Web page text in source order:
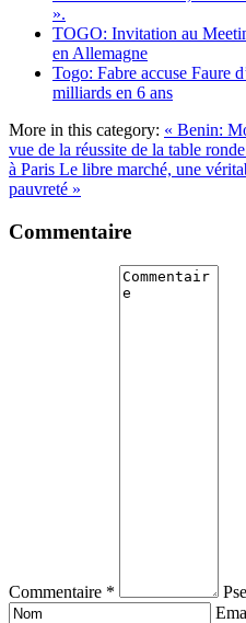
».
TOGO: Invitation au
en Allemagne
Togo: Fabre accuse Faure
milliards en 6 ans
More in this category: « Benin:
vue de la réussite de la table
à Paris Le libre marché, une
pauvreté »
Commentaire
Commentaire *